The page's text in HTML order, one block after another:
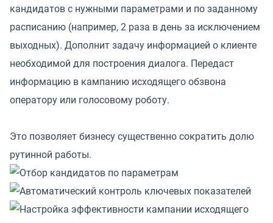
кандидатов с нужными параметрами и по заданному
расписанию (например, 2 раза в день за исключением
выходных). Дополнит задачу информацией о клиенте
необходимой для построения диалога. Передаст
информацию в кампанию исходящего обзвона
оператору или голосовому роботу.
Это позволяет бизнесу существенно сократить долю
рутинной работы.